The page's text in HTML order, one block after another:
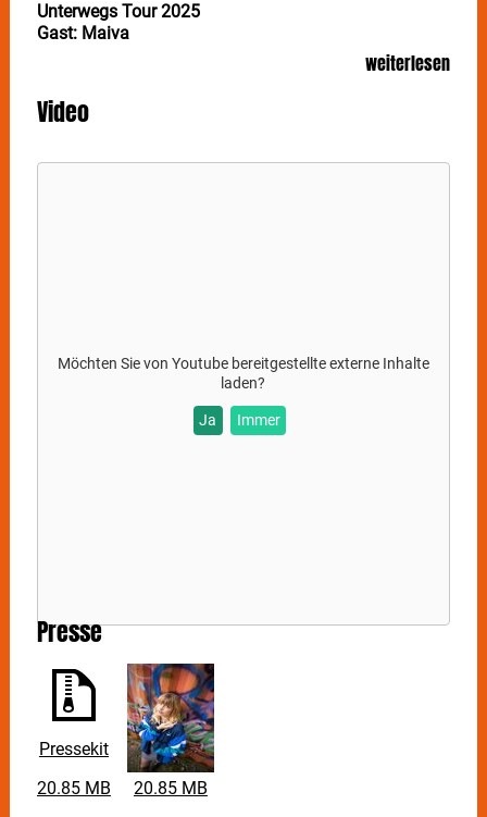
Unterwegs Tour 2025
Gast: Maiva
weiterlesen
Video
Möchten Sie von Youtubebereitgestellte externe Inhalte
laden?
Ja Immer
Presse
Pressekit
20.85 MB
20.85 MB